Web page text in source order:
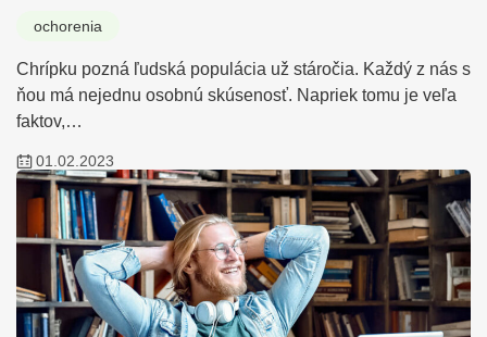
ochorenia
Chrípku pozná ľudská populácia už stáročia. Každý z nás s
ňou má nejednu osobnú skúsenosť. Napriek tomu je veľa
faktov,…
01.02.2023